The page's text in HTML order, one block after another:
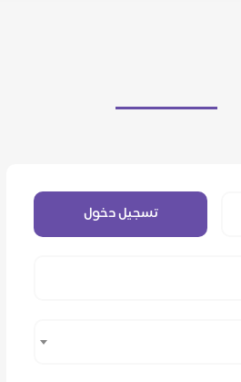
تسجيل دخول